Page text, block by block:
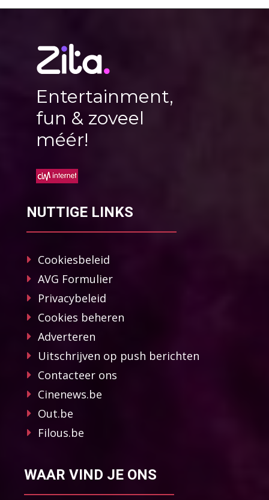
Entertainment,
fun & zoveel
méér!
NUTTIGE LINKS
Cookiesbeleid
AVG Formulier
Privacybeleid
Cookies beheren
Adverteren
Uitschrijven op push berichten
Contacteer ons
Cinenews.be
Out.be
Filous.be
WAAR VIND JE ONS